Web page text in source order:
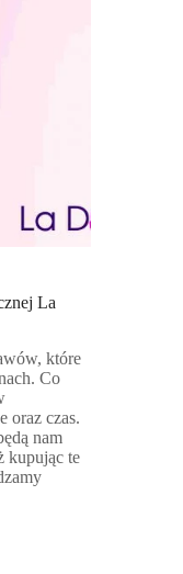
La
które
Co
oraz czas.
nam
kupując te